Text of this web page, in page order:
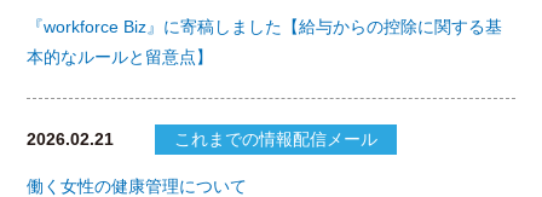
『workforce Biz』に寄稿しました【給与からの控除に関する基
本的なルールと留意点】
2026.02.21 これまでの情報配信メール
働く女性の健康管理について